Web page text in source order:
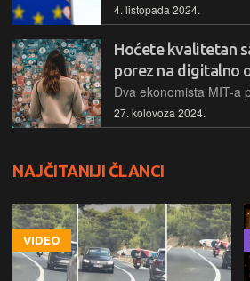
4. listopada 2024.
Hoćete kvalitetan
porez na digitalno
27. kolovoza 2024.
NAJČITANIJI ČLANCI
VIDEO